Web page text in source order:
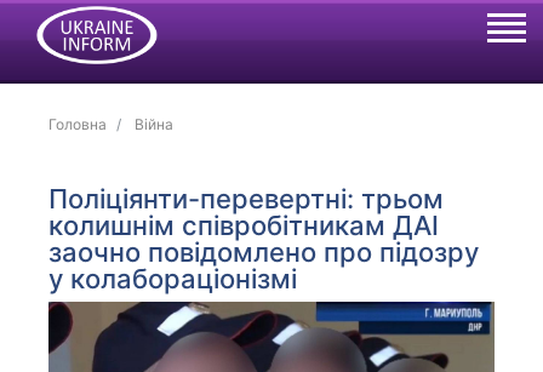
Головна Війна
Поліціянти-перевертні: трьом
колишнім співробітникам ДАІ
заочно повідомлено про підозру
у колабораціонізмі